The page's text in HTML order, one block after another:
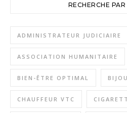
RECHERCHE
ADMINISTRATEUR JUDICIAIRE
ASSOCIATION HUMANITAIRE
BIEN-ÊTRE OPTIMAL
CHAUFFEUR VTC